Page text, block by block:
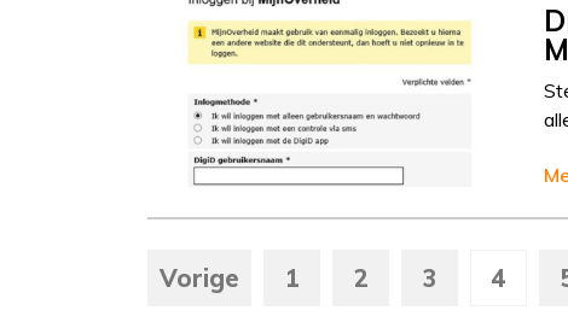
Vorige 1 2 3 4